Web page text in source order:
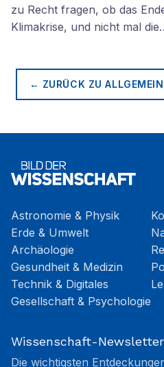
zu Recht fragen, ob das
Klimakrise, und nicht mal
← ZURÜCK ZUALLGEMEIN
Astronomie & Physik
Erde & Umwelt
Archäologie
Gesundheit & Medizin
Technik & Digitales
Gesellschaft & Psychologie
Wissenschaft-Newsletter
Die wichtigsten